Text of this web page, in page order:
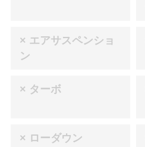
× エアサスペンショ
ン
× ターボ
× ローダウン